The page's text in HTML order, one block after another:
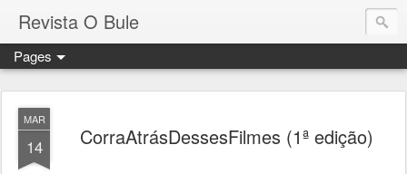
Revista O Bule
Pages
MAR
14 CorraAtrásDessesFilmes (1ª edição)